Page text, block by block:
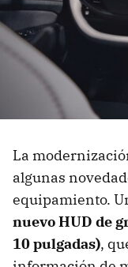
La
algunas
equipamiento.
nuevo HUD de
10 pulgadas),